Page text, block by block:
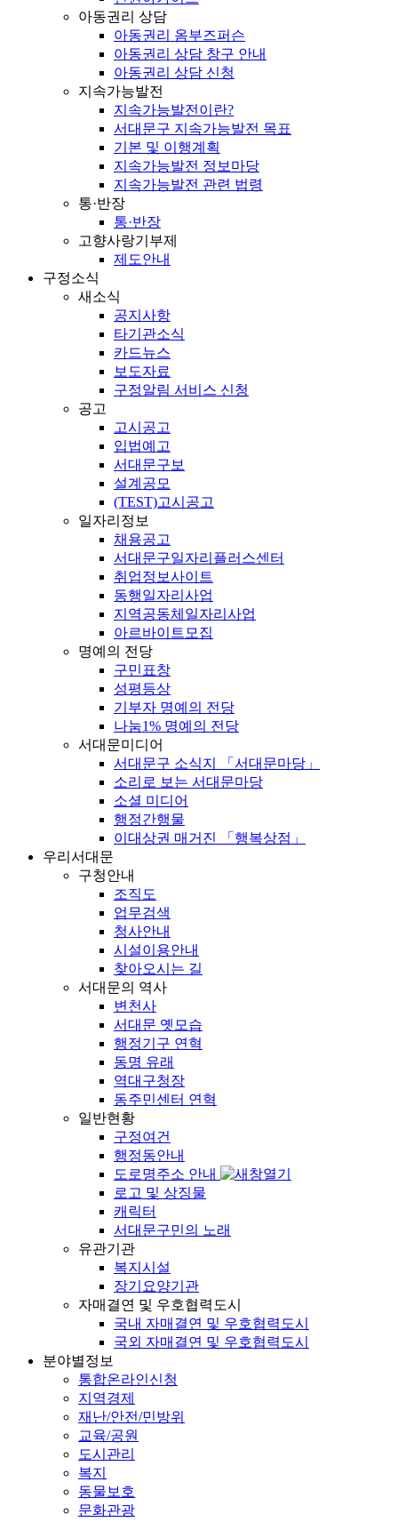
아동권리 상담
아동권리 옴부즈퍼슨
아동권리 상담 창구 안내
아동권리 상담 신청
지속가능발전
지속가능발전이란?
서대문구 지속가능발전 목표
기본 및 이행계획
지속가능발전 정보마당
지속가능발전 관련 법령
통·반장
통·반장
고향사랑기부제
제도안내
구정소식
새소식
공지사항
타기관소식
카드뉴스
보도자료
구정알림 서비스 신청
공고
고시공고
입법예고
서대문구보
설계공모
(TEST)고시공고
일자리정보
채용공고
서대문구일자리플러스센터
취업정보사이트
동행일자리사업
지역공동체일자리사업
아르바이트모집
명예의 전당
구민표창
성평등상
기부자 명예의 전당
나눔1% 명예의 전당
서대문미디어
서대문구 소식지 「서대문마당」
소리로 보는 서대문마당
소셜 미디어
행정간행물
이대상권 매거진 「행복상점」
우리서대문
구청안내
조직도
업무검색
청사안내
시설이용안내
찾아오시는 길
서대문의 역사
변천사
서대문 옛모습
행정기구 연혁
동명 유래
역대구청장
동주민센터 연혁
일반현황
구정여건
행정동안내
도로명주소 안내
로고 및 상징물
캐릭터
서대문구민의 노래
유관기관
복지시설
장기요양기관
자매결연 및 우호협력도시
국내 자매결연 및 우호협력도시
국외 자매결연 및 우호협력도시
분야별정보
통합온라인신청
지역경제
재난/안전/민방위
교육/공원
도시관리
복지
동물보호
문화관광